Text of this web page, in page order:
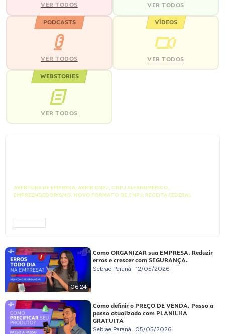
VER TODOS VER TODOS
PODCASTS
VER TODOS
VÍDEOS
VER TODOS
WEBSTORIES
VER TODOS
ABERTURA DE EMPRESA, ABRIR CNPJ, CNPJ ALFANUMÉRICO,
EMPREENDEDORISMO, NOVO FORMATO DE CNPJ, RECEITA FEDERAL
06:24
Como ORGANIZAR sua EMPRESA. Reduzir
erros e crescer com SEGURANÇA.
Sebrae Paraná 12/05/2026
Como definir o PREÇO DE VENDA. Passo a
passo atualizado com PLANILHA
GRATUITA
Sebrae Paraná 05/05/2026